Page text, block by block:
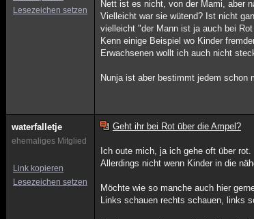
Lesezeichen setzen
Nett ist es nicht, von der Mami, aber
Vielleicht war sie wütend? Ist nicht
vielleicht "der Mann ist ja auch bei
Kenn einige Beispiel wo Kinder
Erwachsenen wollt ich auch nicht
Nunja ist aber bestimmt jedem schon
waterfalletje
ehemaliges Mitglied
Link kopieren
Lesezeichen setzen
Geht ihr bei Rot über die Ampel?
Ich oute mich, ja ich gehe oft über rot.
Allerdings nicht wenn Kinder in die
Möchte wie so manche auch hier
Links schauen rechts schauen, links